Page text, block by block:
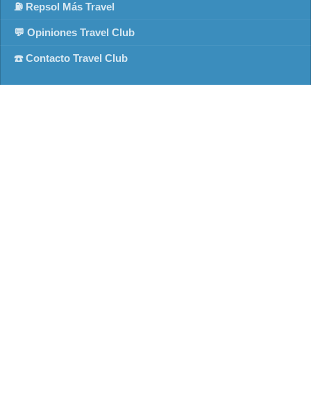
⛽ Repsol Más Travel
💬 Opiniones Travel Club
☎️ Contacto Travel Club